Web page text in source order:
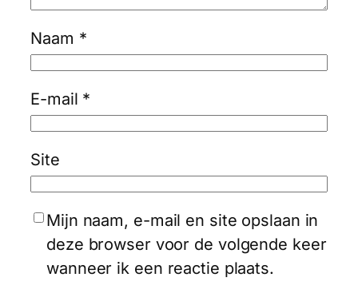
Naam *
E-mail *
Site
Mijn naam, e-mail en site opslaan in
deze browser voor de volgende keer
wanneer ik een reactie plaats.